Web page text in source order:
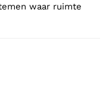
waar ruimte